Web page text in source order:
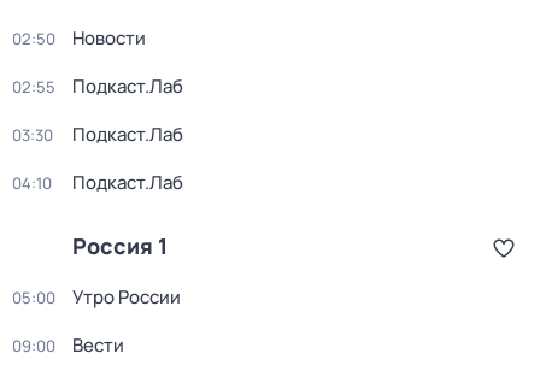
02:50 Новости
02:55 Подкаст.Лаб
03:30 Подкаст.Лаб
04:10 Подкаст.Лаб
Россия 1
05:00 Утро России
09:00 Вести